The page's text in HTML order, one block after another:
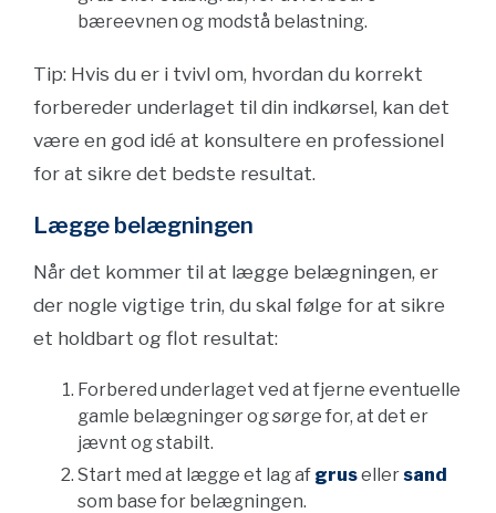
bæreevnen og modstå belastning.
Tip: Hvis du er i tvivl om, hvordan du korrekt
forbereder underlaget til din indkørsel, kan det
være en god idé at konsultere en professionel
for at sikre det bedste resultat.
Lægge belægningen
Når det kommer til at lægge belægningen, er
der nogle vigtige trin, du skal følge for at sikre
et holdbart og flot resultat:
Forbered underlaget ved at fjerne eventuelle
gamle belægninger og sørge for, at det er
jævnt og stabilt.
Start med at lægge et lag af grusellersand
som base for belægningen.